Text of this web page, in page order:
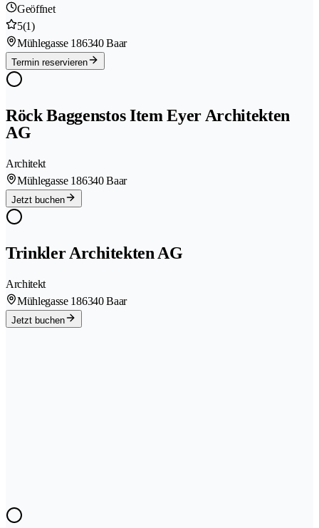
Geöffnet
5(1)
Mühlegasse 186340 Baar
Termin reservieren
Röck Baggenstos Item Eyer Architekten
AG
Architekt
Mühlegasse 186340 Baar
Jetzt buchen
Trinkler Architekten AG
Architekt
Mühlegasse 186340 Baar
Jetzt buchen